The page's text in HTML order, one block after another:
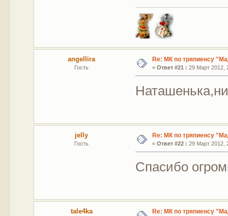
angellira
Гость
Re: МК по тряпиенсу
« Ответ #21 : 29 Март 2012,
jelly
Гость
Re: МК по тряпиенсу
« Ответ #22 : 29 Март 2012,
Спасибо
tale4ka Re: МК по тряпиенсу